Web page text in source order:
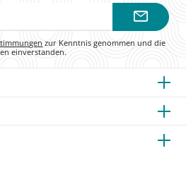
zur Kenntnis genommen und die
einverstanden.